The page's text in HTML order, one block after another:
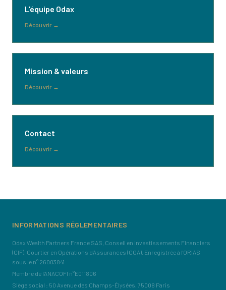
L'équipe Odax
Découvrir→
Mission & valeurs
Découvrir→
Contact
Découvrir→
INFORMATIONS RÉGLEMENTAIRES
Odax Wealth Partners France SAS, Conseil en Investissements Financiers
(CIF), Courtier en Opérations d'Assurances (COA), Enregistrée à l'ORIAS
sous le n° 26003841
Membre de l'ANACOFI n°E011806
Siège social : 50 Avenue des Champs-Élysées, 75008 Paris